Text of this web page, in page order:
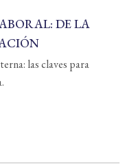
DE LA
las claves para